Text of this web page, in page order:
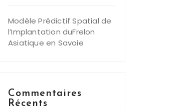
Modèle Prédictif Spatial de
l’Implantation duFrelon
Asiatique en Savoie
Commentaires
Récents